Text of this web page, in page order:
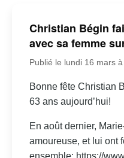
Christian Bégin
avec sa femme
Publié le lundi 16 mars
Bonne fête Christian
63 ans aujourd’hui!
En août dernier,
amoureuse, et lui ont
ensemble: https://